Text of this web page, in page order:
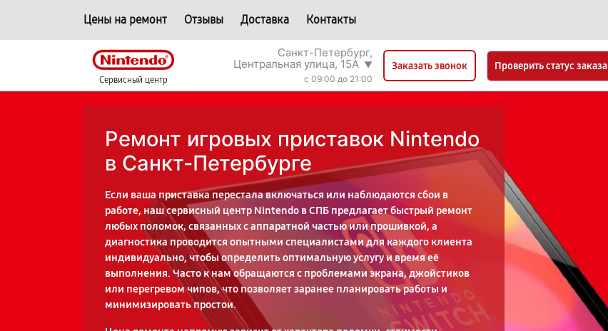
Цены на ремонт Отзывы Доставка Контакты
Сервисный центр
Санкт-Петербург,
Центральная улица, 15А ▼
c 09:00 до 21:00
Заказать звонок Проверить статус заказа
Ремонт игровых приставок Nintendo
в Санкт-Петербурге
Если ваша приставка перестала включаться или наблюдаются сбои в
работе, наш сервисный центр Nintendo в СПБ предлагает быстрый ремонт
любых поломок, связанных с аппаратной частью или прошивкой, а
диагностика проводится опытными специалистами для каждого клиента
индивидуально, чтобы определить оптимальную услугу и время её
выполнения. Часто к нам обращаются с проблемами экрана, джойстиков
или перегревом чипов, что позволяет заранее планировать работы и
минимизировать простои.